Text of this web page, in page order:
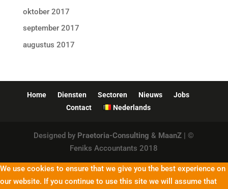
oktober 2017
september 2017
augustus 2017
Home Diensten Sectoren Nieuws
Jobs
Contact
Nederlands
Designed by Praetoria-Consulting & MaanZ | ©
Feniks Accountants 2018
We use cookies to ensure that we give you the best experience on
our website. If you continue to use this site we will assume that